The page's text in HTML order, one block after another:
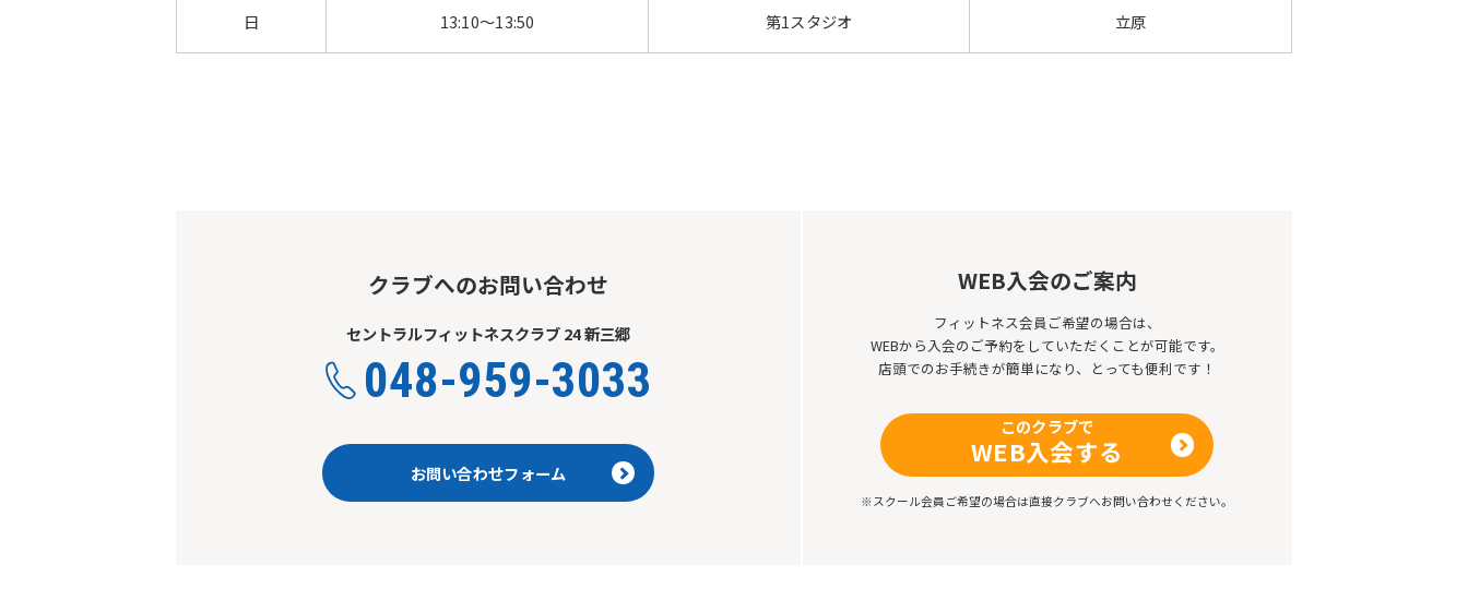
日 13:10～13:50 第1スタジオ 立原
クラブへのお問い合わせ
セントラルフィットネスクラブ 24 新三郷
048-959-3033
お問い合わせフォーム
WEB入会のご案内
フィットネス会員ご希望の場合は、
WEBから入会のご予約をしていただくことが可能です。
店頭でのお手続きが簡単になり、とっても便利です！
このクラブで
WEB入会する
※スクール会員ご希望の場合は直接クラブへお問い合わせください。